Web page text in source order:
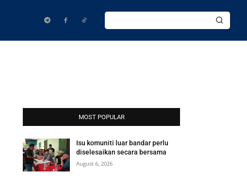
MOST POPULAR
Isu komuniti luar bandar perlu
diselesaikan secara bersama
August 6, 2026